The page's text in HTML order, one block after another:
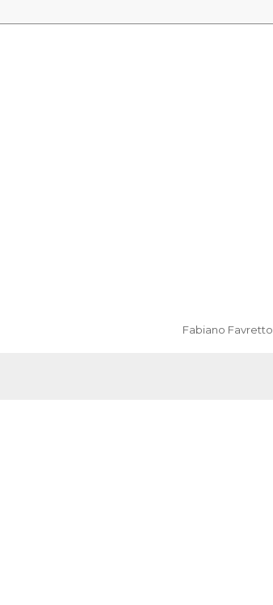
Fabiano Favretto